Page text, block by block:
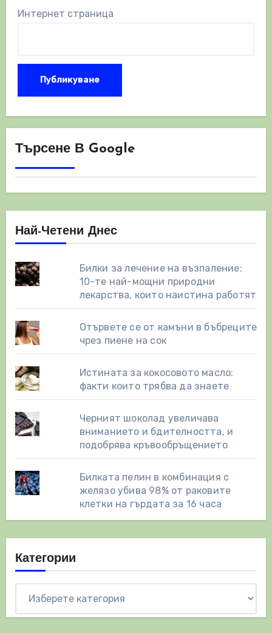
Интернет страница
Търсене В Google
Най-Четени Днес
Билки за лечение на възпаление:
10-те най-мощни природни
лекарства, които наистина работят
Отървете се от камъни в бъбреците
чрез пиене на сок
Истината за кокосовото масло:
факти които трябва да знаете
Черният шоколад увеличава
вниманието и бдителността, и
подобрява кръвообръщението
Билката пелин в комбинация с
желязо убива 98% от раковите
клетки на гърдата за 16 часа
Категории